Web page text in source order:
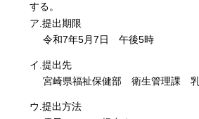
する。
ア.提出期限
令和7年5月7日
午後5時
イ.提出先
宮崎県福祉保健部
衛生管理課
ウ.提出方法